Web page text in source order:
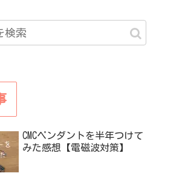
CMCペンダントを半年つけて
みた感想【電磁波対策】